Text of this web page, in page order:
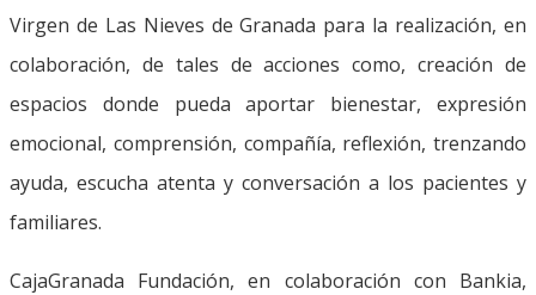
Virgen de Las Nieves de Granada para la realización, en
colaboración, de tales de acciones como, creación de
espacios donde pueda aportar bienestar, expresión
emocional, comprensión, compañía, reflexión, trenzando
ayuda, escucha atenta y conversación a los pacientes y
familiares.
CajaGranada Fundación, en colaboración con Bankia,